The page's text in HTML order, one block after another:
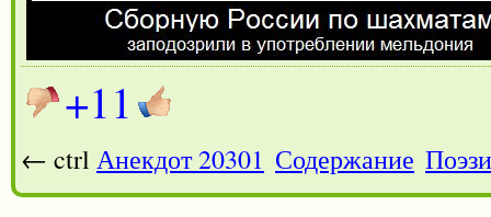
+11
← ctrl Анекдот 20301 Содержание